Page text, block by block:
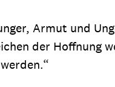
Armut und
der Hoffnung